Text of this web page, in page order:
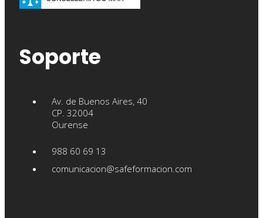
Soporte
Av. de Buenos Aires, 40
CP. 32004
Ourense
988 60 69 13
comunicacion@safeformacion.com